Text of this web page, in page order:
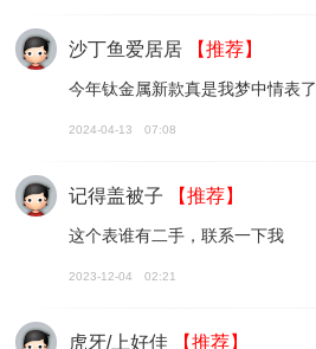
沙丁鱼爱居居 【推荐】
今年钛金属新款真是我梦中情表了
2024-04-13 07:08
记得盖被子 【推荐】
这个表谁有二手，联系一下我
2023-12-04 02:21
虎牙/上好佳 【推荐】